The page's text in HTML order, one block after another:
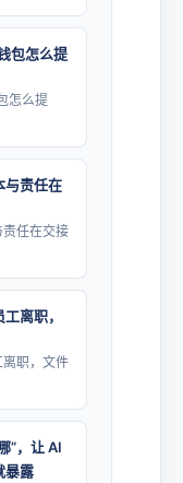
包怎么提
怎么提
与责任在
任在交接
离职，
离职，文件
”，让 AI
暴露